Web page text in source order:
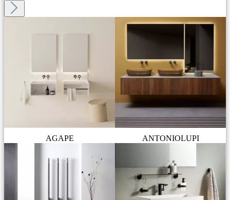
AGAPE ANTONIOLUPI